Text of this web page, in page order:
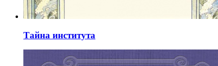
Тайна института